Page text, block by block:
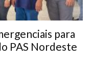
para
PAS Nordeste